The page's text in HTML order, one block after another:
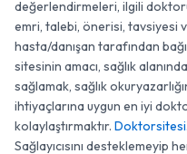
değerlendirmeleri, ilgili
emri, talebi, önerisi, tavsiyesi
hasta/danışan tarafından
sitesinin amacı, sağlık
sağlamak, sağlık
ihtiyaçlarına uygun en iyi
kolaylaştırmaktır.
Sağlayıcısını desteklemeyip